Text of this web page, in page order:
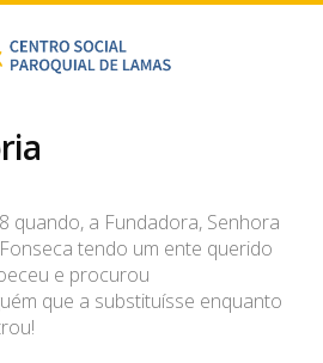
quando, a Fundadora, Senhora
tendo um ente querido
e procurou
que a substituísse enquanto